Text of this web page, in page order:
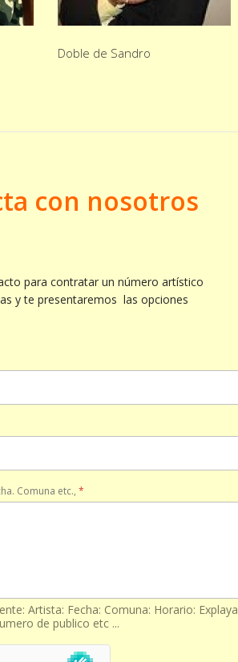
Doble de Sandro
con nosotros
para contratar un número artístico
y te presentaremos las opciones
Comuna etc., *
Artista: Fecha: Comuna: Horario: Explaya
de publico etc ...